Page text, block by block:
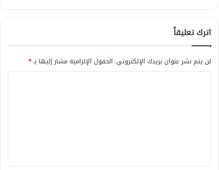
اترك تعليقاً
لن يتم نشر عنوان بريدك الإلكتروني. الحقول الإلزامية مشار إليها بـ*
ق